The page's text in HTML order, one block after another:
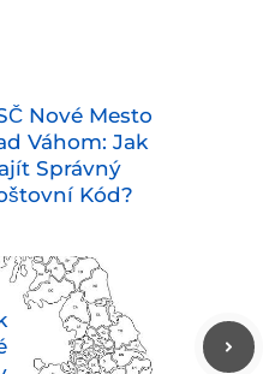
Nové Mesto
Váhom: Jak
Správný
Kód?